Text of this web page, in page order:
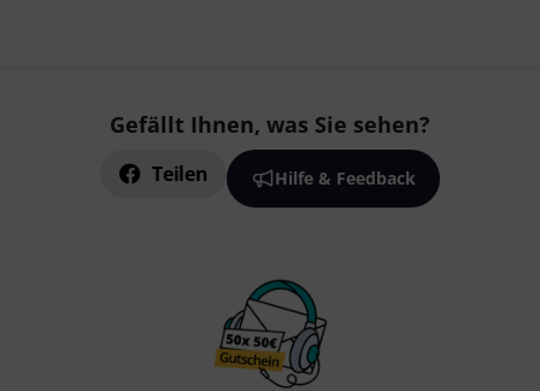
Gefällt Ihnen, was Sie sehen?
Teilen Hilfe & Feedback